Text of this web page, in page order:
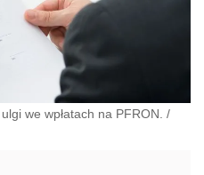
we wpłatach na PFRON. /